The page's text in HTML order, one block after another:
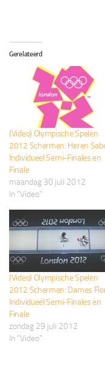
Gerelateerd
(Video) Olympische Spelen
2012 Schermen: Heren
Individueel Semi-Finales en
Finale
maandag 30 juli 2012
In "Video"
(Video) Olympische Spelen
2012 Schermen: Dames
Individueel Semi-Finales en
Finale
zondag 29 juli 2012
In "Video"